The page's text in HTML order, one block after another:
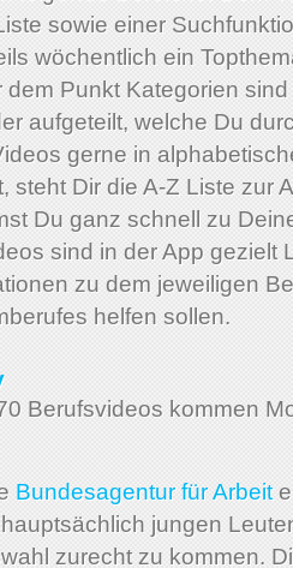
sowie einer
wöchentlich ein
dem Punkt Kategorien
aufgeteilt, welche Du
gerne in
steht Dir die A-Z Liste zur
Du ganz schnell zu
sind in der App gezielt
zu dem jeweiligen
helfen sollen.
Berufsvideos kommen
Bundesagentur für Arbeit
jungen
zurecht zu kommen.